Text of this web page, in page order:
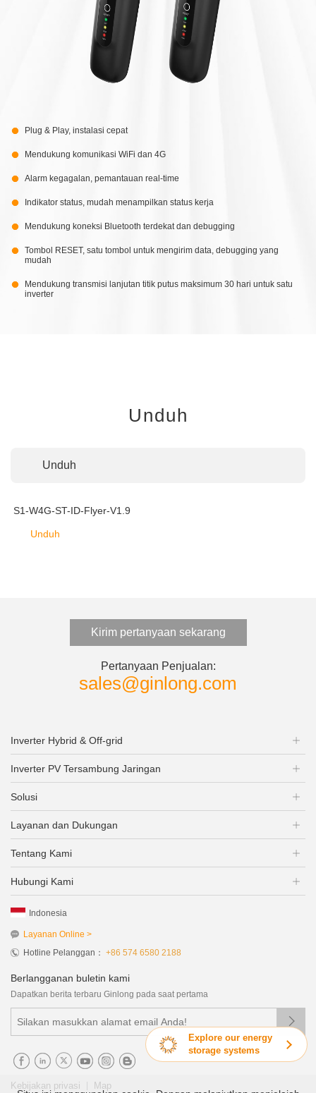
Explore our energy
storage systems
Plug & Play, instalasi cepat
Mendukung komunikasi WiFi dan 4G
Alarm kegagalan, pemantauan real-time
Indikator status, mudah menampilkan status kerja
Mendukung koneksi Bluetooth terdekat dan debugging
Tombol RESET, satu tombol untuk mengirim data, debugging yang
mudah
Mendukung transmisi lanjutan titik putus maksimum 30 hari untuk satu
inverter
Unduh
Unduh
S1-W4G-ST-ID-Flyer-V1.9
Unduh
Kirim pertanyaan sekarang
Pertanyaan Penjualan:
sales@ginlong.com
Inverter Hybrid & Off-grid
Inverter PV Tersambung Jaringan
Solusi
Layanan dan Dukungan
Tentang Kami
Hubungi Kami
Indonesia
Layanan Online >
Hotline Pelanggan： +86 574 6580 2188
Berlangganan buletin kami
Dapatkan berita terbaru Ginlong pada saat pertama

Kebijakan privasi Map